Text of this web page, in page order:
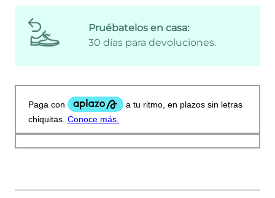
Pruébatelos en casa:
30 días para devoluciones.